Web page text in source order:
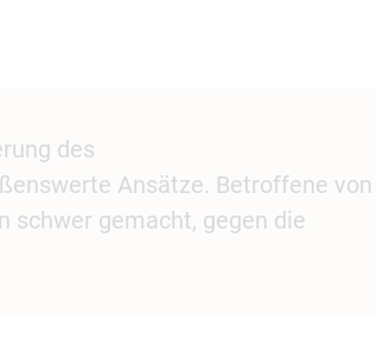
des
Ansätze. Betroffene von
schwer gemacht, gegen die